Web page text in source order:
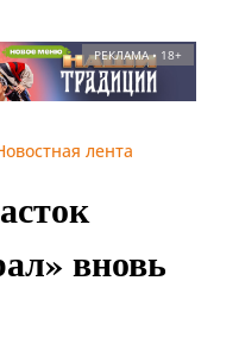
РЕКЛАМА • 18+
лента
вновь